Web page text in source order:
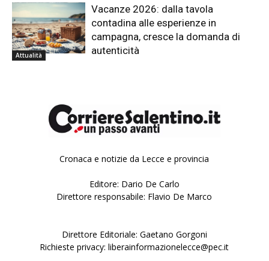
Attualità
Vacanze 2026: dalla tavola
contadina alle esperienze in
campagna, cresce la domanda di
autenticità
Cronaca e notizie da Lecce e provincia
Editore: Dario De Carlo
Direttore responsabile: Flavio De Marco
Direttore Editoriale: Gaetano Gorgoni
Richieste privacy: liberainformazionelecce@pec.it